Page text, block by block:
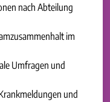
nach Abteilung
im
Umfragen und
und